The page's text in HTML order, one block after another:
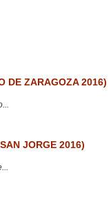
DE ZARAGOZA 2016)
JORGE 2016)